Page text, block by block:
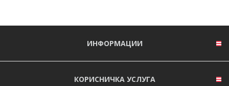
ИНФОРМАЦИИ
КОРИСНИЧКА УСЛУГА